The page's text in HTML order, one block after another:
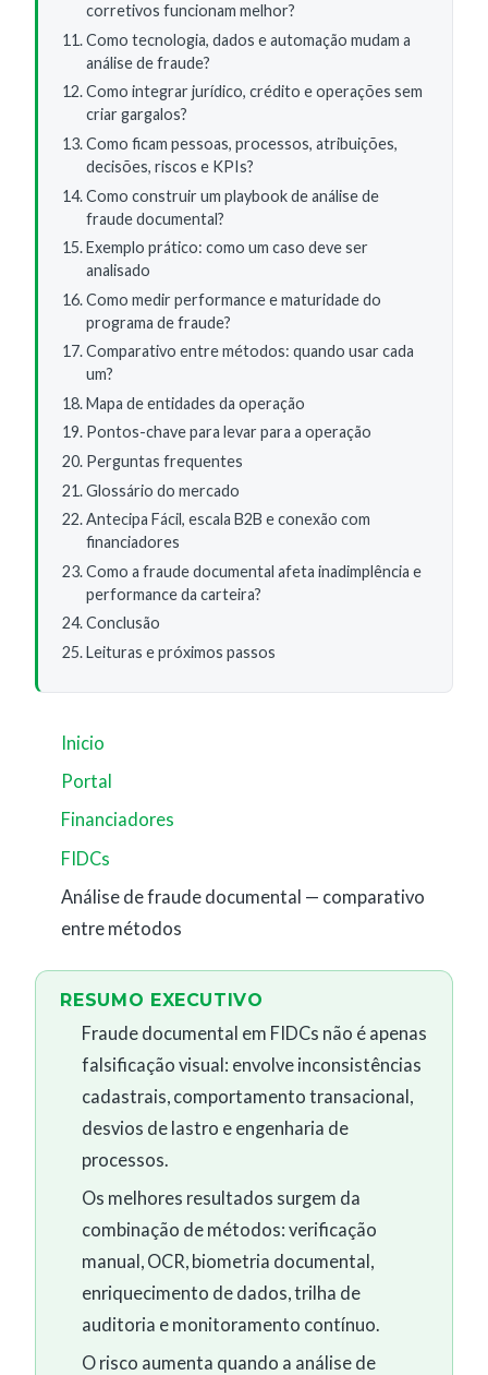
corretivos funcionam melhor?
Como tecnologia, dados e automação mudam a
análise de fraude?
Como integrar jurídico, crédito e operações sem
criar gargalos?
Como ficam pessoas, processos, atribuições,
decisões, riscos e KPIs?
Como construir um playbook de análise de
fraude documental?
Exemplo prático: como um caso deve ser
analisado
Como medir performance e maturidade do
programa de fraude?
Comparativo entre métodos: quando usar cada
um?
Mapa de entidades da operação
Pontos-chave para levar para a operação
Perguntas frequentes
Glossário do mercado
Antecipa Fácil, escala B2B e conexão com
financiadores
Como a fraude documental afeta inadimplência e
performance da carteira?
Conclusão
Leituras e próximos passos
Inicio
Portal
Financiadores
FIDCs
Análise de fraude documental — comparativo
entre métodos
RESUMO EXECUTIVO
Fraude documental em FIDCs não é apenas
falsificação visual: envolve inconsistências
cadastrais, comportamento transacional,
desvios de lastro e engenharia de
processos.
Os melhores resultados surgem da
combinação de métodos: verificação
manual, OCR, biometria documental,
enriquecimento de dados, trilha de
auditoria e monitoramento contínuo.
O risco aumenta quando a análise de